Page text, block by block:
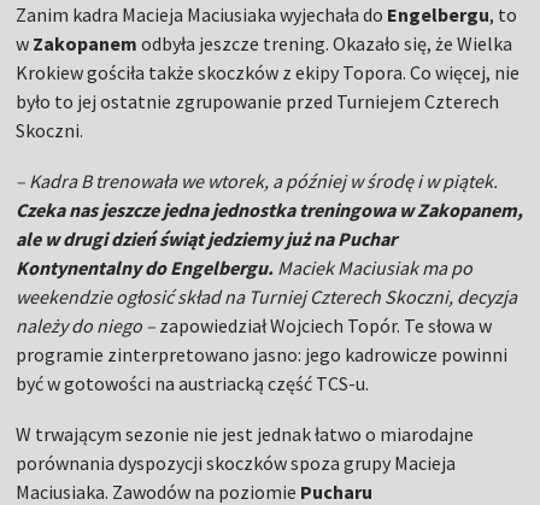
Zanim kadra Macieja Maciusiaka wyjechała do Engelbergu, to
w Zakopanemodbyła jeszcze trening. Okazało się, że Wielka
Krokiew gościła także skoczków z ekipy Topora. Co więcej, nie
było to jej ostatnie zgrupowanie przed Turniejem Czterech
Skoczni.
– Kadra B trenowała we wtorek, a później w środę i w piątek.
Czeka nas jeszcze jedna jednostka treningowa w Zakopanem,
ale w drugi dzień świąt jedziemy już na Puchar
Kontynentalny do Engelbergu. Maciek Maciusiak ma po
weekendzie ogłosić skład na Turniej Czterech Skoczni, decyzja
należy do niego – zapowiedział Wojciech Topór. Te słowa w
programie zinterpretowano jasno: jego kadrowicze powinni
być w gotowości na austriacką część TCS-u.
W trwającym sezonie nie jest jednak łatwo o miarodajne
porównania dyspozycji skoczków spoza grupy Macieja
Maciusiaka. Zawodów na poziomie Pucharu